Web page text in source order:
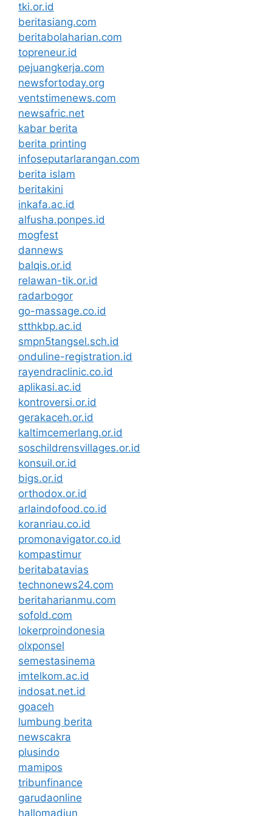
tki.or.id
beritasiang.com
beritabolaharian.com
topreneur.id
pejuangkerja.com
newsfortoday.org
ventstimenews.com
newsafric.net
kabar berita
berita printing
infoseputarlarangan.com
berita islam
beritakini
inkafa.ac.id
alfusha.ponpes.id
mogfest
dannews
balqis.or.id
relawan-tik.or.id
radarbogor
go-massage.co.id
stthkbp.ac.id
smpn5tangsel.sch.id
onduline-registration.id
rayendraclinic.co.id
aplikasi.ac.id
kontroversi.or.id
gerakaceh.or.id
kaltimcemerlang.or.id
soschildrensvillages.or.id
konsuil.or.id
bigs.or.id
orthodox.or.id
arlaindofood.co.id
koranriau.co.id
promonavigator.co.id
kompastimur
beritabatavias
technonews24.com
beritaharianmu.com
sofold.com
lokerproindonesia
olxponsel
semestasinema
imtelkom.ac.id
indosat.net.id
goaceh
lumbung berita
newscakra
plusindo
mamipos
tribunfinance
garudaonline
hallomadiun